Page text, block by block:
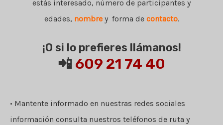
estás interesado, número de participantes y
edades, nombrey forma de contacto.
¡O si lo prefieres llámanos!
📲 609 21 74 40
• Mantente informado en nuestras redes sociales
información consulta nuestros teléfonos de ruta y